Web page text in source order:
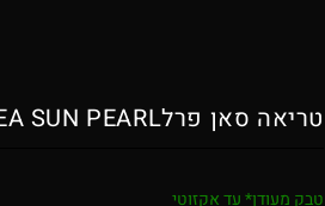
טריאה סאן פרלTEREA SUN PEARL
טבק מעודן* עד אקזוטי